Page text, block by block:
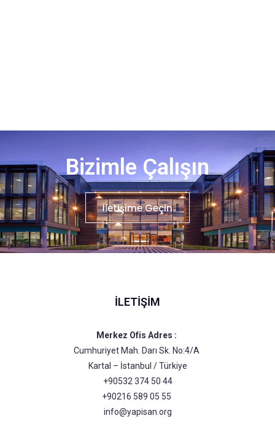
Bizimle Çalışın
İletişime Geçin
İLETIŞIM
Merkez Ofis Adres :
Cumhuriyet Mah. Darı Sk. No:4/A
Kartal – İstanbul / Türkiye
+90532 374 50 44
+90216 589 05 55
info@yapisan.org